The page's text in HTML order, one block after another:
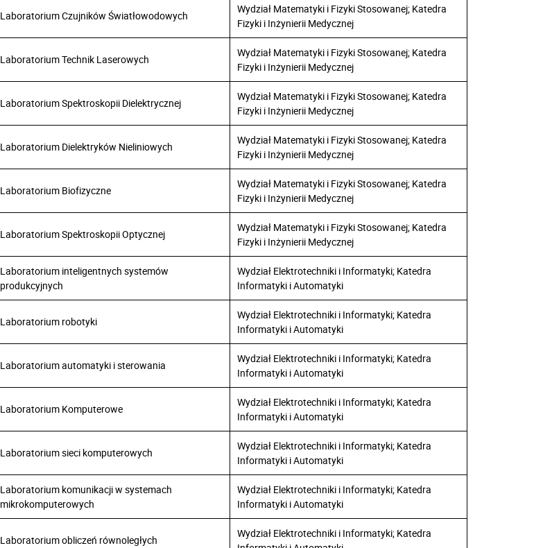
Laboratorium Czujników Światłowodowych
Wydział Matematyki i Fizyki Stosowanej; Katedra
Fizyki i Inżynierii Medycznej
Laboratorium Technik Laserowych
Wydział Matematyki i Fizyki Stosowanej; Katedra
Fizyki i Inżynierii Medycznej
Laboratorium Spektroskopii Dielektrycznej
Wydział Matematyki i Fizyki Stosowanej; Katedra
Fizyki i Inżynierii Medycznej
Laboratorium Dielektryków Nieliniowych
Wydział Matematyki i Fizyki Stosowanej; Katedra
Fizyki i Inżynierii Medycznej
Laboratorium Biofizyczne
Wydział Matematyki i Fizyki Stosowanej; Katedra
Fizyki i Inżynierii Medycznej
Laboratorium Spektroskopii Optycznej
Wydział Matematyki i Fizyki Stosowanej; Katedra
Fizyki i Inżynierii Medycznej
Laboratorium inteligentnych systemów
produkcyjnych
Wydział Elektrotechniki i Informatyki; Katedra
Informatyki i Automatyki
Laboratorium robotyki
Wydział Elektrotechniki i Informatyki; Katedra
Informatyki i Automatyki
Laboratorium automatyki i sterowania
Wydział Elektrotechniki i Informatyki; Katedra
Informatyki i Automatyki
Laboratorium Komputerowe
Wydział Elektrotechniki i Informatyki; Katedra
Informatyki i Automatyki
Laboratorium sieci komputerowych
Wydział Elektrotechniki i Informatyki; Katedra
Informatyki i Automatyki
Laboratorium komunikacji w systemach
mikrokomputerowych
Wydział Elektrotechniki i Informatyki; Katedra
Informatyki i Automatyki
Laboratorium obliczeń równoległych
Wydział Elektrotechniki i Informatyki; Katedra